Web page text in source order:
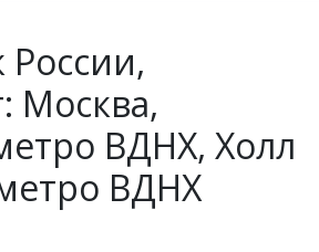
России,
Москва,
ВДНХ, Холл
ВДНХ